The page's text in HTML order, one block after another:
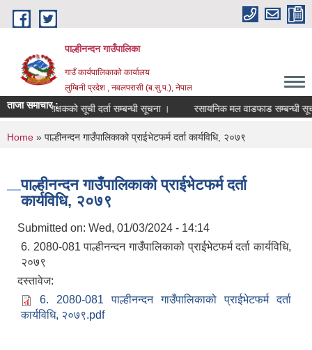
Skip to main content
पाल्हीनन्दन गाउँपालिका
गाउँ कार्यपालिकाको कार्यालय
लुम्बिनी प्रदेश , नवलपरासी (ब.सु.प.), नेपाल
ताजा समाचार :
प्रशिक्षकको सूची दर्ता सम्बन्धी सूचना । रसायनिक मल वाडफाड सम्बन्धी
You are here
Home » पाल्हीनन्दन गाउँपालिकाको प्राईभेटफर्म दर्ता कार्यविधि, २०७९
पाल्हीनन्दन गाउँपालिकाको प्राईभेटफर्म दर्ता
कार्यविधि, २०७९
Submitted on: Wed, 01/03/2024 - 14:14
6. 2080-081 पाल्हीनन्दन गाउँपालिकाको प्राईभेटफर्म दर्ता कार्यविधि,
२०७९
दस्तावेज:
6. 2080-081 पाल्हीनन्दन गाउँपालिकाको प्राईभेटफर्म दर्ता
कार्यविधि, २०७९.pdf